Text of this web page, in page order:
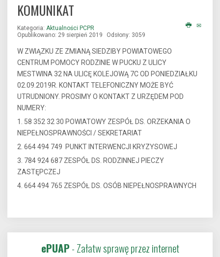
KOMUNIKAT
Kategoria: Aktualności PCPR
Opublikowano: 29 sierpień 2019
Odsłony: 3059
W ZWIĄZKU ZE ZMIANĄ SIEDZIBY POWIATOWEGO
CENTRUM POMOCY RODZINIE W PUCKU Z ULICY
MESTWINA 32 NA ULICĘ KOLEJOWĄ 7C OD PONIEDZIAŁKU
02.09.2019R. KONTAKT TELEFONICZNY MOŻE BYĆ
UTRUDNIONY. PROSIMY O KONTAKT Z URZĘDEM POD
NUMERY:
1. 58 352 32 30 POWIATOWY ZESPÓŁ DS. ORZEKANIA O
NIEPEŁNOSPRAWNOŚCI / SEKRETARIAT
2. 664 494 749 PUNKT INTERWENCJI KRYZYSOWEJ
3. 784 924 687 ZESPÓŁ DS. RODZINNEJ PIECZY
ZASTĘPCZEJ
4. 664 494 765 ZESPÓŁ DS. OSÓB NIEPEŁNOSPRAWNYCH
ePUAP- Załatw sprawę przez internet